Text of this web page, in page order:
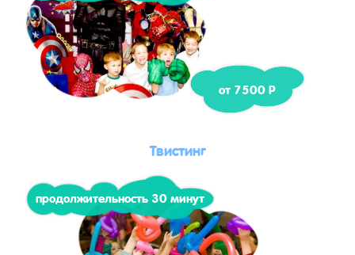
от 7500 Р
Твистинг
продолжительность 30 минут